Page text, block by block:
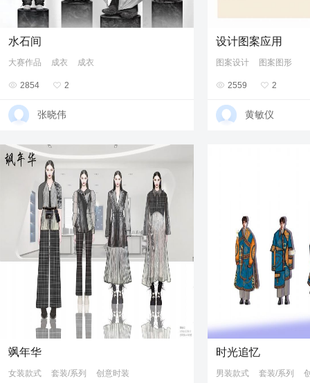
水石间
大赛作品 成衣 成衣
 2854  2
张晓伟
设计图案应用
图案设计 图案图形
 2559  2
黄敏仪
飒年华
女装款式 套装/系列 创意时装
时光追忆
男装款式 套装/系列